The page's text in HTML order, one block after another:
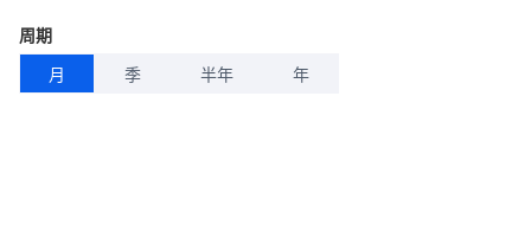
周期
月
季 半年 年